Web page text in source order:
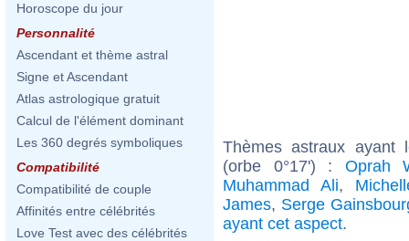
Horoscope du jour
Personnalité
Ascendant et thème astral
Signe et Ascendant
Atlas astrologique gratuit
Calcul de l'élément dominant
Les 360 degrés symboliques
Compatibilité
Compatibilité de couple
Affinités entre célébrités
Love Test avec des célébrités
Thèmes astraux ayant
(orbe 0°17') : Oprah
Muhammad Ali,
James, Serge
ayant cet aspect.